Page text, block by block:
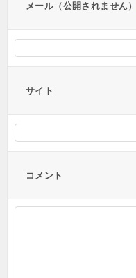
メール（公開されません）
サイト
コメント